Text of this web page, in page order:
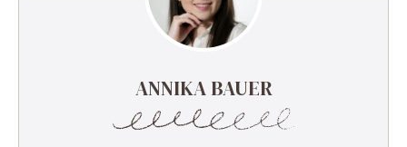
ANNIKA BAUER